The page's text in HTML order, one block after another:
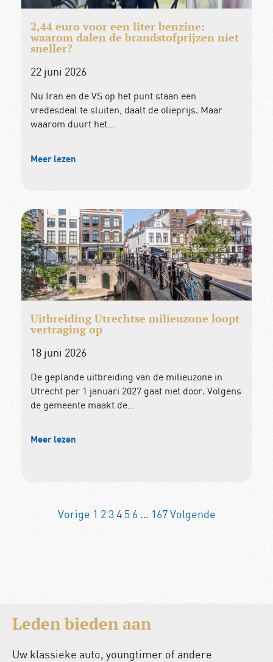
2,44 euro voor een liter benzine:
waarom dalen de brandstofprijzen niet
sneller?
22 juni 2026
Nu Iran en de VS op het punt staan een
vredesdeal te sluiten, daalt de olieprijs. Maar
waarom duurt het…
Meer lezen
Uitbreiding Utrechtse milieuzone loopt
vertraging op
18 juni 2026
De geplande uitbreiding van de milieuzone in
Utrecht per 1 januari 2027 gaat niet door. Volgens
de gemeente maakt de…
Meer lezen
Vorige 1 2 3 4 5 6 … 167 Volgende
Leden bieden aan
Uw klassieke auto, youngtimer of andere